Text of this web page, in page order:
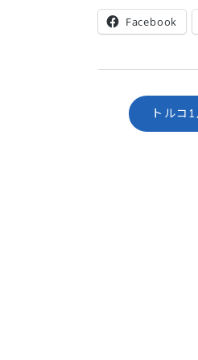
Facebook
トルコ